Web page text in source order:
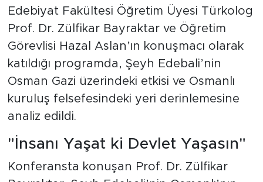
Edebiyat Fakültesi Öğretim Üyesi Türkolog
Prof. Dr. Zülfikar Bayraktar ve Öğretim
Görevlisi Hazal Aslan’ın konuşmacı olarak
katıldığı programda, Şeyh Edebali’nin
Osman Gazi üzerindeki etkisi ve Osmanlı
kuruluş felsefesindeki yeri derinlemesine
analiz edildi.
"İnsanı Yaşat ki Devlet Yaşasın"
Konferansta konuşan Prof. Dr. Zülfikar